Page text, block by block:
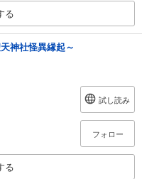
る
神社怪異縁起～
試し読み
フォロー
る